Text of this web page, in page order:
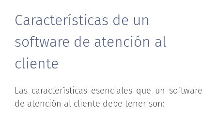
Características de un
software de atención al
cliente
Las características esenciales que un software
de atención al cliente debe tener son: